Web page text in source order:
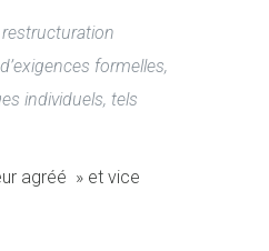
restructuration
formelles,
individuels, tels
agréé » et vice